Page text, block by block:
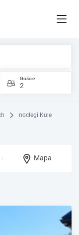
Goście
2
noclegi Kule
Mapa